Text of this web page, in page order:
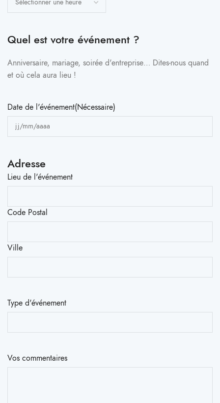
Quel est votre événement ?
Anniversaire, mariage, soirée d'entreprise… Dites-nous quand
et où cela aura lieu !
Date de l'événement(Nécessaire)
Adresse
Lieu de l'événement
Code Postal
Ville
Type d'événement
Vos commentaires